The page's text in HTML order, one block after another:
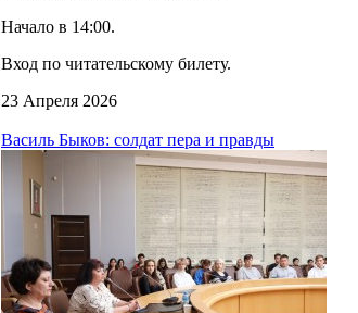
Начало в 14:00.
Вход по читательскому билету.
23 Апреля 2026
Василь Быков: солдат пера и правды